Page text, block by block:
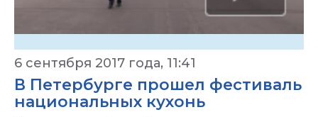
6 сентября 2017 года, 11:41
В Петербурге прошел фестиваль
национальных кухонь